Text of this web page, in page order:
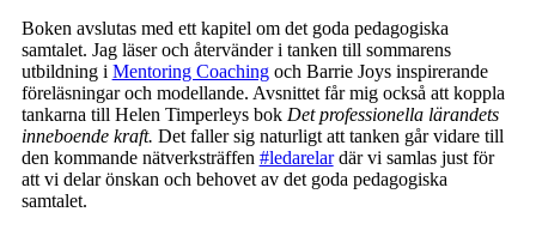
Boken avslutas med ett kapitel om det goda pedagogiska
samtalet. Jag läser och återvänder i tanken till sommarens
utbildning i Mentoring Coachingoch Barrie Joys inspirerande
föreläsningar och modellande. Avsnittet får mig också att koppla
tankarna till Helen Timperleys bok Det professionella lärandets
inneboende kraft. Det faller sig naturligt att tanken går vidare till
den kommande nätverksträffen #ledarelardär vi samlas just för
att vi delar önskan och behovet av det goda pedagogiska
samtalet.